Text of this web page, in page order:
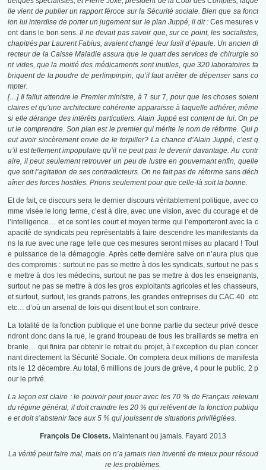
lle vient de publier un rapport féroce sur la Sécurité sociale. Bien que sa fonct
ion lui interdise de porter un jugement sur le plan Juppé, il dit : Ces mesures v
ont dans le bon sens. Il ne devait pas savoir que, sur ce point, les socialistes,
chapitrés par Laurent Fabius, avaient changé leur fusil d’épaule. Un ancien di
recteur de la Caisse Maladie assura que le quart des services de chirurgie so
nt vides, que la moitié des médicaments sont inutiles, que 320 laboratoires fa
briquent de la poudre de perlimpinpin, qu’il faut arrêter de dépenser sans co
mpter.
[…] Il fallut attendre le Premier ministre, à7 sur 7, pour que les choses soient
claires et qu’une architecture cohérente apparaisse à laquelle adhérer, même
si elle dérange des intérêts particuliers. Alain Juppé est content de lui. On pe
ut le comprendre. Son plan est le premier qui mérite le nom de réforme. Qui p
eut avoir sincèrement envie de le torpiller? La chance d’Alain Juppé, c’est q
u’il est tellement impopulaire qu’il ne peut pas le devenir davantage. Au contr
aire, il peut seulement retrouver un peu de lustre en gouvernant enfin, quelle
que soit l’agitation de ses contradicteurs. On ne fait pas de réforme sans déch
aîner des forces hostiles. Prions seulement pour que celle-là soit la bonne.
Et de fait, ce discours sera le dernier discours véritablement politique, avec co
mme visée le long terme, c’est à dire, avec une vision, avec du courage et de
l’intelligence… et ce sont les court et moyen terme qui l’emporteront avec la c
apacité de syndicats peu représentatifs à faire descendre les manifestants da
ns la rue avec une rage telle que ces mesures seront mises au placard ! Tout
e puissance de la démagogie. Après cette dernière salve on n’aura plus que
des compromis : surtout ne pas se mettre à dos les syndicats, surtout ne pas s
e mettre à dos les médecins, surtout ne pas se mettre à dos les enseignants,
surtout ne pas se mettre à dos les gros exploitants agricoles et les chasseurs,
et surtout, surtout, les grands patrons, les grandes entreprises du CAC 40 etc
etc… d’où un arsenal de lois qui disent tout et son contraire.
La totalité de la fonction publique et une bonne partie du secteur privé desce
ndront donc dans la rue, le grand troupeau de tous les braillards se mettra en
branle… qui finira par obtenir le retrait du projet, à l’exception du plan concer
nant directement la Sécurité Sociale. On comptera deux millions de manifesta
nts le 12 décembre. Au total, 6 millions de jours de grève, 4 pour le public, 2 p
our le privé.
La leçon est claire : le pouvoir peut jouer avec les 70 % de Français relevant
du régime général, il doit craindre les 20 % qui relèvent de la fonction publiqu
e et doit s’abstenir face aux 5 % qui jouissent de situations privilégiées.
François De Closets. Maintenant ou jamais. Fayard 2013
La vérité peut faire mal, mais on n’a jamais rien inventé de mieux pour résoud
re les problèmes.